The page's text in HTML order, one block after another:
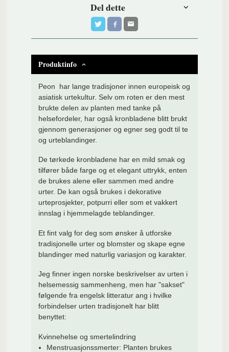
Del dette
Produktinfo
Peon har lange tradisjoner innen europeisk og
asiatisk urtekultur. Selv om roten er den mest
brukte delen av planten med tanke på
helsefordeler, har også kronbladene blitt brukt
gjennom generasjoner og egner seg godt til te
og urteblandinger.
De tørkede kronbladene har en mild smak og
tilfører både farge og et elegant uttrykk, enten
de brukes alene eller sammen med andre
urter. De kan også brukes i dekorative
urteprosjekter, potpurri eller som et vakkert
innslag i hjemmelagde teblandinger.
Et fint valg for deg som ønsker å utforske
tradisjonelle urter og blomster og skape egne
blandinger med naturlig variasjon og karakter.
Jeg finner ingen norske beskrivelser av urten i
helsemessig sammenheng, men har "sakset"
følgende fra engelsk litteratur ang i hvilke
forbindelser urten tradisjonelt har blitt
benyttet:
Kvinnehelse og smertelindring
Menstruasjonssmerter: Planten brukes